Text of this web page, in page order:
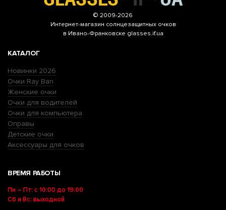
© 2009-2026
Интернет-магазин солнцезащитных очков
в Ивано-Франковске glasses.if.ua
КАТАЛОГ
Новинки 2026
Очки Ray Ban
Женские очки
Очки для водителей
Очки для компьютера
Оправы
Детские очки
Аксессуары для очков
ВРЕМЯ РАБОТЫ
Пн – Пт: с 10:00 до 19:00
Сб и Вс: выходной